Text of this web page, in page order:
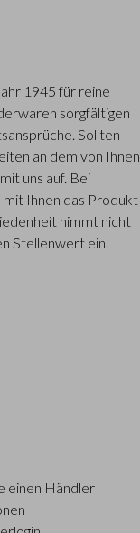
1945 für reine
sorgfältigen
Sollten
an dem von Ihnen
uns auf. Bei
Ihnen das Produkt
nimmt nicht
Stellenwert ein.
einen Händler